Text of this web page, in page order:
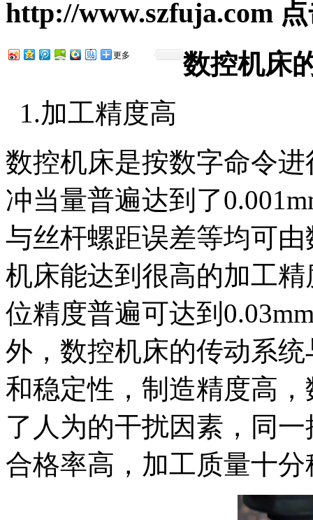
http://www.szfuja.com
更多
数控机床
1.加工精度高
数控机床是按数字命令
冲当量普遍达到了
与丝杆螺距误差等均可
机床能达到很高的加工
位精度普遍可达到
外，数控机床的传动系
和稳定性，制造精度高
了人为的干扰因素，同
合格率高，加工质量十分